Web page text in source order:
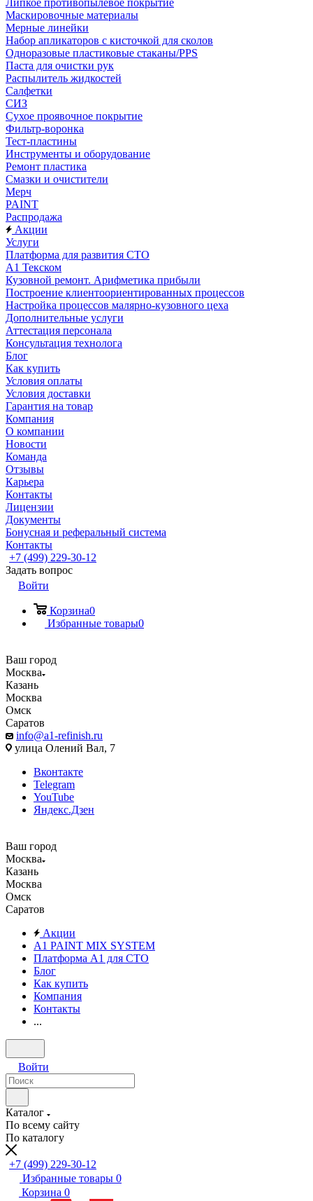
Липкое противопылевое покрытие
Маскировочные материалы
Мерные линейки
Набор апликаторов с кисточкой для сколов
Одноразовые пластиковые стаканы/PPS
Паста для очистки рук
Распылитель жидкостей
Салфетки
СИЗ
Сухое проявочное покрытие
Фильтр-воронка
Тест-пластины
Инструменты и оборудование
Ремонт пластика
Смазки и очистители
Мерч
PAINT
Распродажа
Акции
Услуги
Платформа для развития СТО
А1 Текском
Кузовной ремонт. Арифметика прибыли
Построение клиентоориентированных процессов
Настройка процессов малярно-кузовного цеха
Дополнительные услуги
Аттестация персонала
Консультация технолога
Блог
Как купить
Условия оплаты
Условия доставки
Гарантия на товар
Компания
О компании
Новости
Команда
Отзывы
Карьера
Контакты
Лицензии
Документы
Бонусная и реферальный система
Контакты
+7 (499) 229-30-12
Задать вопрос
Войти
Корзина0
Избранные товары0
Ваш город
Москва
Казань
Москва
Омск
Саратов
info@a1-refinish.ru
улица Олений Вал, 7
Вконтакте
Telegram
YouTube
Яндекс.Дзен
Ваш город
Москва
Казань
Москва
Омск
Саратов
Акции
A1 PAINT MIX SYSTEM
Платформа А1 для СТО
Блог
Как купить
Компания
Контакты
...
Войти
Каталог
По всему сайту
По каталогу
+7 (499) 229-30-12
Избранные товары 0
Корзина 0